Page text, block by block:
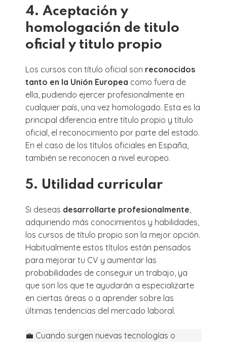
4. Aceptación y
homologación de titulo
oficial y titulo propio
Los cursos con título oficial son reconocidos
tanto en la Unión Europea como fuera de
ella, pudiendo ejercer profesionalmente en
cualquier país, una vez homologado. Esta es la
principal diferencia entre título propio y título
oficial, el reconocimiento por parte del estado.
En el caso de los títulos oficiales en España,
también se reconocen a nivel europeo.
5. Utilidad curricular
Si deseas desarrollarte profesionalmente
adquiriendo más conocimientos y habilidades,
los cursos de título propio son la mejor opción.
Habitualmente estos títulos están pensados
para mejorar tu CV y aumentar las
probabilidades de conseguir un trabajo, ya
que son los que te ayudarán a especializarte
en ciertas áreas o a aprender sobre las
últimas tendencias del mercado laboral.
💼 Cuando surgen nuevas tecnologías o